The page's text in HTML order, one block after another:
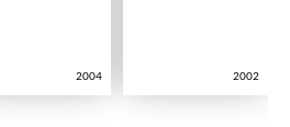
2002
2004